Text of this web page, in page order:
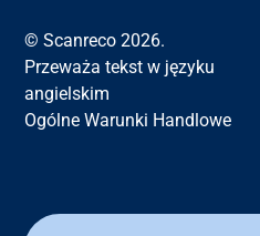
© Scanreco 2026.
Przeważa tekst w języku
angielskim
Ogólne Warunki Handlowe